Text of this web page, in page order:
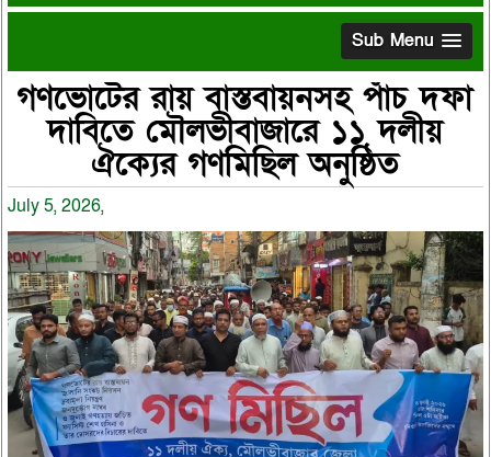
Sub Menu
গণভোটের রায় বাস্তবায়নসহ পাঁচ দফা
দাবিতে মৌলভীবাজারে ১১ দলীয়
ঐক্যের গণমিছিল অনুষ্ঠিত
July 5, 2026,